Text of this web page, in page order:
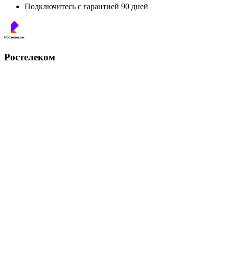
Подключитесь с гарантией 90 дней
Ростелеком